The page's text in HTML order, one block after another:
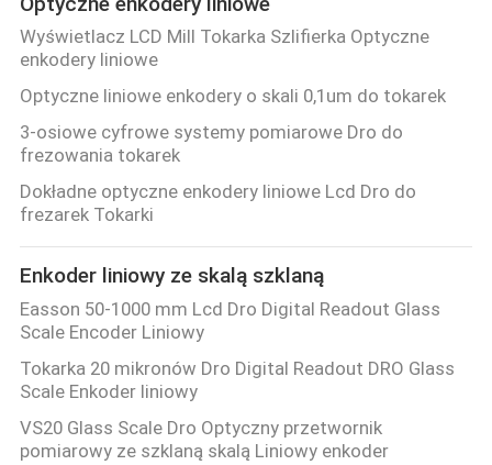
SKONTAKTUJ
SIĘ
NAMI
NOWOŚCI
PRZYPADKI
SITEMAP
PRIVACY
POLICY
Wyświetlacz LCD Mill Tokarka Szlifierka Optyczne
enkodery liniowe
Optyczne liniowe enkodery o skali 0,1um do tokarek
3-osiowe cyfrowe systemy pomiarowe Dro do
frezowania tokarek
Dokładne optyczne enkodery liniowe Lcd Dro do
frezarek Tokarki
Enkoder liniowy ze skalą szklaną
Easson 50-1000 mm Lcd Dro Digital Readout Glass
Scale Encoder Liniowy
Tokarka 20 mikronów Dro Digital Readout DRO Glass
Scale Enkoder liniowy
VS20 Glass Scale Dro Optyczny przetwornik
pomiarowy ze szklaną skalą Liniowy enkoder